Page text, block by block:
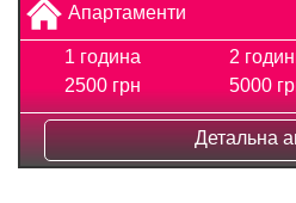
Апартаменти
1 година
2500 грн
2
5000
Детальна